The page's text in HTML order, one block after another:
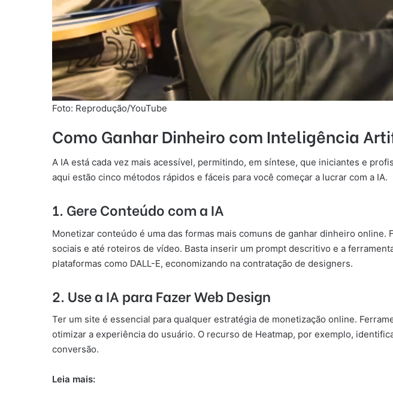
Foto: Reprodução/YouTube
Como Ganhar Dinheiro com Inteligência
A IA está cada vez mais acessível, permitindo, em síntese, que iniciantes e
aqui estão cinco métodos rápidos e fáceis para você começar a lucrar com a IA.
1. Gere Conteúdo com a IA
Monetizar conteúdo é uma das formas mais comuns de ganhar dinheiro
sociais e até roteiros de vídeo. Basta inserir um prompt descritivo e a
plataformas como DALL-E, economizando na contratação de designers.
2. Use a IA para Fazer Web Design
Ter um site é essencial para qualquer estratégia de monetização online.
otimizar a experiência do usuário. O recurso de Heatmap, por exemplo,
conversão.
Leia mais: